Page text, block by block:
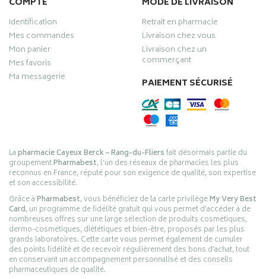
Identification
Mes commandes
Mon panier
Mes favoris
Ma messagerie
Retrait en pharmacie
Livraison chez vous
Livraison chez un
commerçant
PAIEMENT SÉCURISÉ
Lapharmacie Cayeux Berck – Rang-du-Fliersfait désormais partie du
groupementPharmabest, l’un des réseaux de pharmacies les plus
reconnus en France, réputé pour son exigence de qualité, son expertise
et son accessibilité.
Grâce àPharmabest, vous bénéficiez de la carte privilègeMy Very Best
Card, un programme de fidélité gratuit qui vous permet d’accéder à de
nombreuses offres sur une large sélection de produits cosmétiques,
dermo-cosmétiques, diététiques et bien-être, proposés par les plus
grands laboratoires. Cette carte vous permet également de cumuler
des points fidélité et de recevoir régulièrement des bons d’achat, tout
en conservant un accompagnement personnalisé et des conseils
pharmaceutiques de qualité.